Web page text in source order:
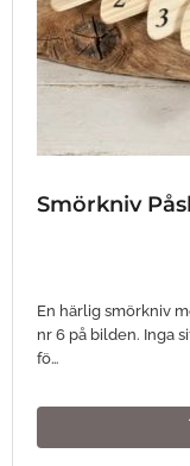
Smörkniv
En härlig smörkniv
nr 6 på bilden. Inga
fö…